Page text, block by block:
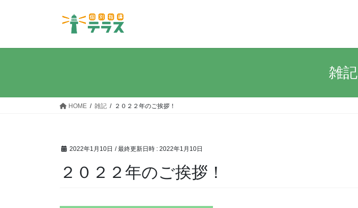
雑記
HOME 雑記 ２０２２年のご挨拶！
2022年1月10日 / 最終更新日時 : 2022年1月10日
２０２２年のご挨拶！